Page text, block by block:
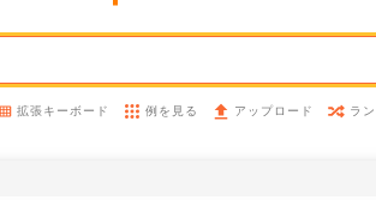
拡張キーボード 例を見る アップロード ラ